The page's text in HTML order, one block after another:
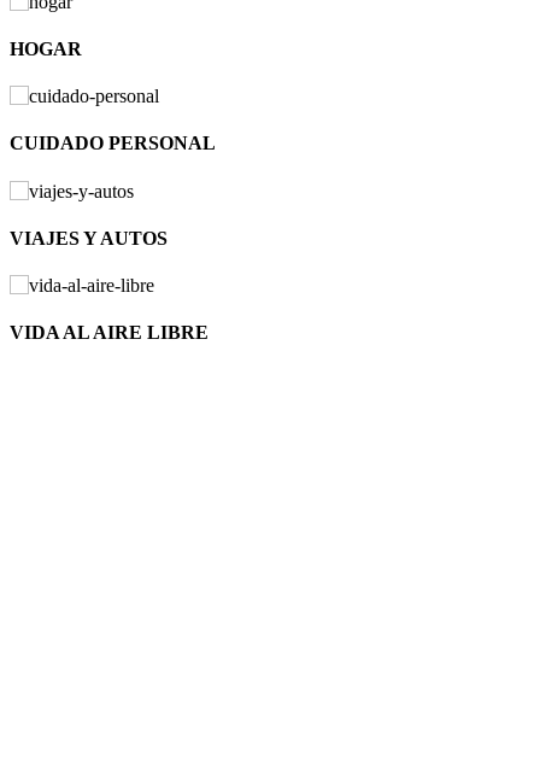
HOGAR
CUIDADO PERSONAL
VIAJES Y AUTOS
VIDA AL AIRE LIBRE